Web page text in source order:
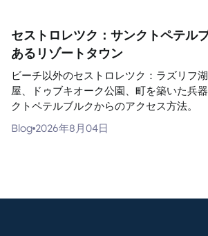
セストロレツク：サンクトペテル
あるリゾートタウン
ビーチ以外のセストロレツク：ラズリフ
屋、ドゥブキオーク公園、町を築いた兵
クトペテルブルクからのアクセス方法。
Blog 2026年8月04日